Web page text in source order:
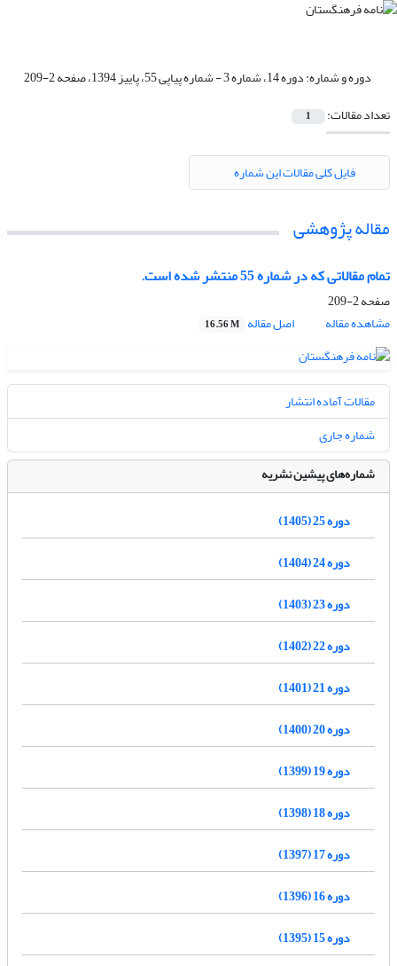
دوره و شماره:دوره 14، شماره 3 - شماره پیاپی 55، پاییز 1394، صفحه 2-209
تعداد مقالات:
1
فایل کلی مقالات این شماره
مقاله پژوهشی
تمام مقالاتی که در شماره 55 منتشر شده است.
صفحه2-209
مشاهده مقاله
اصل مقاله 16.56 M
مقالات آماده انتشار
شماره جاری
شماره‌های پیشین نشریه
دوره 25 (1405)
دوره 24 (1404)
دوره 23 (1403)
دوره 22 (1402)
دوره 21 (1401)
دوره 20 (1400)
دوره 19 (1399)
دوره 18 (1398)
دوره 17 (1397)
دوره 16 (1396)
دوره 15 (1395)